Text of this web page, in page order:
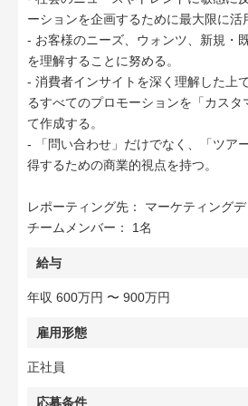
ーションを企画するために最大限に活
- お客様のニーズ、ウォンツ、新規・
を理解することに努める。
- 消費者インサイトを深く理解した上
るすべてのプロモーションを「カスタ
て作成する。
- 「問い合わせ」だけでなく、「ツア
得するための商業的視点を持つ。
レポーティング先： マーケティング
チームメンバー： 1名
給与
年収 600万円 〜 900万円
雇用形態
正社員
応募条件